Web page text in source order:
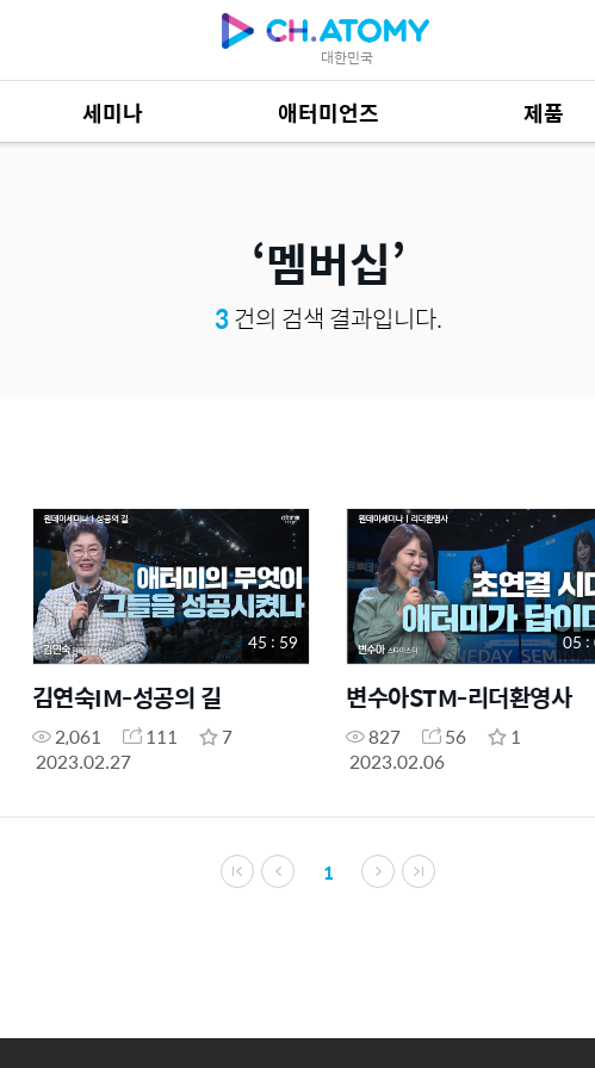
대한민국
세미나 애터미언즈 제품
제품 자료685
멤버십
3건의 검색 결과입니다.
45 : 59
김연숙IM-성공의 길
2,061 111
7
2023.02.27
05 :
변수아STM-리더환영사
827 56
1
2023.02.06
1